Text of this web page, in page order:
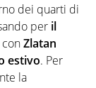
dei quarti di
per il
Zlatan
estivo. Per
la